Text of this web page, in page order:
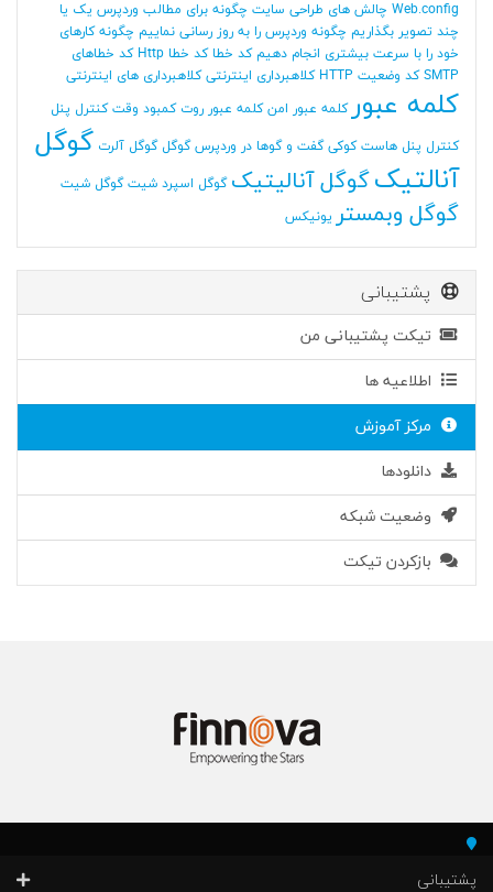
Web.config چالش های طراحی سایت چگونه برای مطالب وردپرس یک یا
چند تصویر بگذاریم چگونه وردپرس را به روز رسانی نماییم چگونه کارهای
خود را با سرعت بیشتری انجام دهیم کد خطا کد خطا Http
کد خطاهای
SMTP کد وضعیت HTTP کلاهبرداری اینترنتی کلاهبرداری های اینترنتی
کلمه عبور کلمه عبور امن کلمه عبور روت کمبود وقت کنترل پنل
کنترل پنل هاست کوکی گفت و گوها در وردپرس گوگل گوگل آلرت گوگل
آنالتیکگوگل آنالیتیک گوگل اسپرد شیت گوگل شیت
گوگل وبمستر یونیکس
پشتیبانی
تیکت پشتیبانی من
اطلاعیه ها
مرکز آموزش
دانلودها
وضعیت شبکه
بازکردن تیکت
پشتیبانی